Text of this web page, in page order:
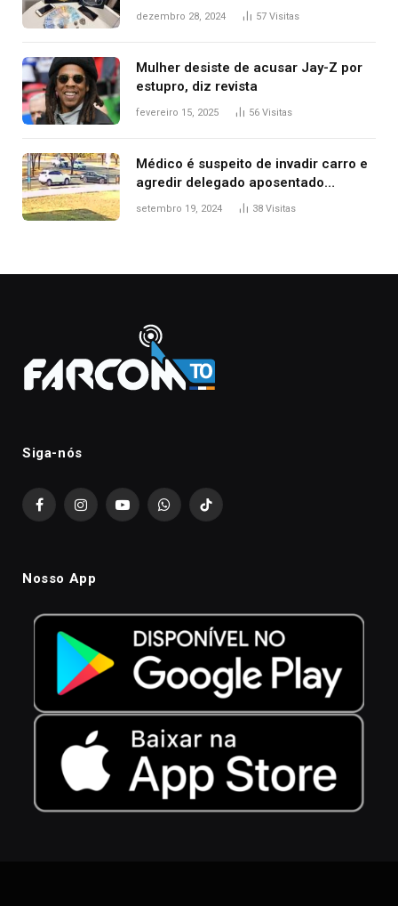
de delegacia e escola, diz polícia
dezembro 28, 2024 57 Visitas
Mulher desiste de acusar Jay-Z por
estupro, diz revista
fevereiro 15, 2025 56 Visitas
Médico é suspeito de invadir carro e
agredir delegado aposentado
durante confusão no trânsito
setembro 19, 2024 38 Visitas
Siga-nós
FacebookInstagramYouTubeWhatsAppTikTok
Nosso App